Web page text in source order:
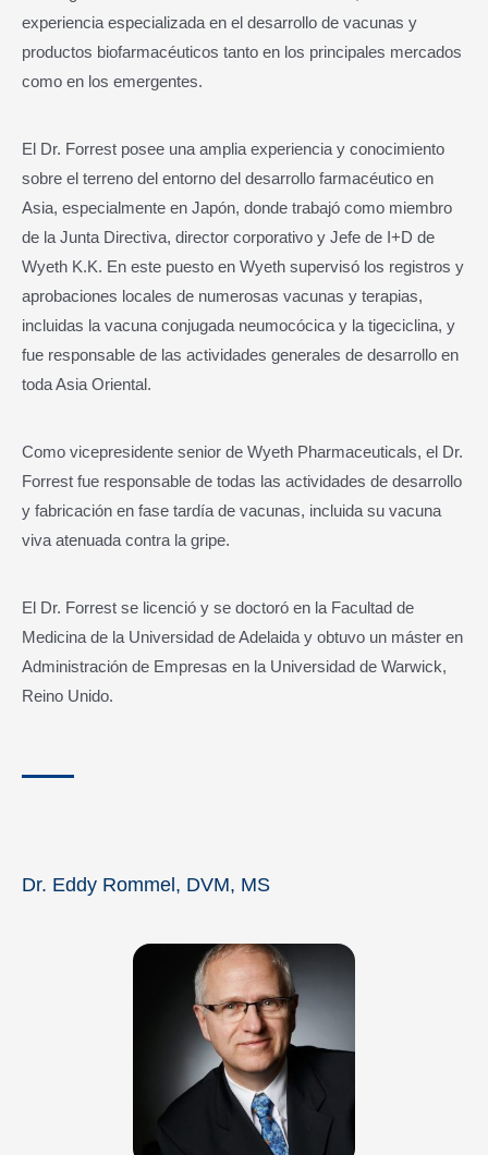
experiencia especializada en el desarrollo de vacunas y
productos biofarmacéuticos tanto en los principales mercados
como en los emergentes.
El Dr. Forrest posee una amplia experiencia y conocimiento
sobre el terreno del entorno del desarrollo farmacéutico en
Asia, especialmente en Japón, donde trabajó como miembro
de la Junta Directiva, director corporativo y Jefe de I+D de
Wyeth K.K. En este puesto en Wyeth supervisó los registros y
aprobaciones locales de numerosas vacunas y terapias,
incluidas la vacuna conjugada neumocócica y la tigeciclina, y
fue responsable de las actividades generales de desarrollo en
toda Asia Oriental.
Como vicepresidente senior de Wyeth Pharmaceuticals, el Dr.
Forrest fue responsable de todas las actividades de desarrollo
y fabricación en fase tardía de vacunas, incluida su vacuna
viva atenuada contra la gripe.
El Dr. Forrest se licenció y se doctoró en la Facultad de
Medicina de la Universidad de Adelaida y obtuvo un máster en
Administración de Empresas en la Universidad de Warwick,
Reino Unido.
Dr. Eddy Rommel, DVM, MS